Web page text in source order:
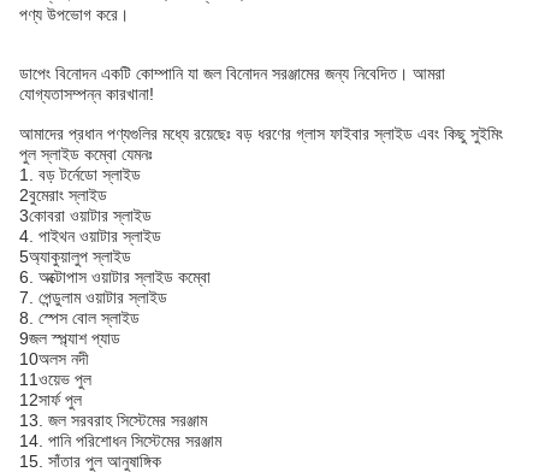
পণ্য উপভোগ করে।
ডাপেং বিনোদন একটি কোম্পানি যা জল বিনোদন সরঞ্জামের জন্য নিবেদিত। আমরা
যোগ্যতাসম্পন্ন কারখানা!
আমাদের প্রধান পণ্যগুলির মধ্যে রয়েছেঃ বড় ধরণের গ্লাস ফাইবার স্লাইড এবং কিছু সুইমিং
পুল স্লাইড কম্বো যেমনঃ
1. বড় টর্নেডো স্লাইড
2বুমেরাং স্লাইড
3কোবরা ওয়াটার স্লাইড
4. পাইথন ওয়াটার স্লাইড
5অ্যাকুয়ালুপ স্লাইড
6. অক্টোপাস ওয়াটার স্লাইড কম্বো
7. পেন্ডুলাম ওয়াটার স্লাইড
8. স্পেস বোল স্লাইড
9জল স্প্ল্যাশ প্যাড
10অলস নদী
11ওয়েভ পুল
12সার্ফ পুল
13. জল সরবরাহ সিস্টেমের সরঞ্জাম
14. পানি পরিশোধন সিস্টেমের সরঞ্জাম
15. সাঁতার পুল আনুষাঙ্গিক